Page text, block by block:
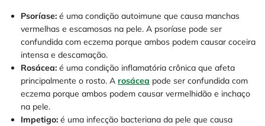
Psoríase: é uma condição autoimune que causa manchas
vermelhas e escamosas na pele. A psoríase pode ser
confundida com eczema porque ambos podem causar coceira
intensa e descamação.
Rosácea: é uma condição inflamatória crônica que afeta
principalmente o rosto. A rosácea pode ser confundida com
eczema porque ambos podem causar vermelhidão e inchaço
na pele.
Impetigo: é uma infecção bacteriana da pele que causa